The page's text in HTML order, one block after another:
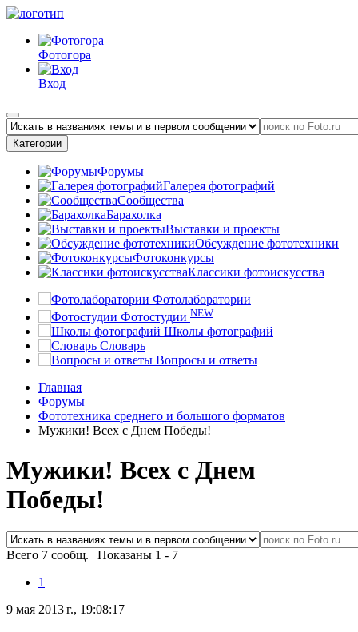
Фотогора
Вход
Категории
Форумы
Галерея фотографий
Сообщества
Барахолка
Выставки и проекты
Обсуждение фототехники
Фотоконкурсы
Классики фотоискусства
Фотолаборатории
Фотостудии NEW
Школы фотографий
Словарь
Вопросы и ответы
Главная
Форумы
Фототехника среднего и большого форматов
Мужики! Всех с Днем Победы!
Мужики! Всех с Днем
Победы!
Всего 7 сообщ. | Показаны 1 - 7
1
9 мая 2013 г., 19:08:17